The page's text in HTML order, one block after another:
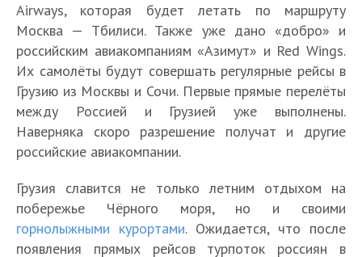
Airways, которая будет летать по маршруту
Москва — Тбилиси. Также уже дано «добро» и
российским авиакомпаниям «Азимут» и Red Wings.
Их самолёты будут совершать регулярные рейсы в
Грузию из Москвы и Сочи. Первые прямые перелёты
между Россией и Грузией уже выполнены.
Наверняка скоро разрешение получат и другие
российские авиакомпании.
Грузия славится не только летним отдыхом на
побережье Чёрного моря, но и своими
горнолыжными курортами. Ожидается, что после
появления прямых рейсов турпоток россиян в